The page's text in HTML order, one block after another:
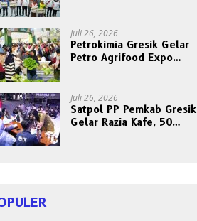
Juli 26, 2026
Petrokimia Gresik Gelar
Petro Agrifood Expo
Sayuran
Juli 26, 2026
Satpol PP Pemkab Gresik
Gelar Razia Kafe, 50